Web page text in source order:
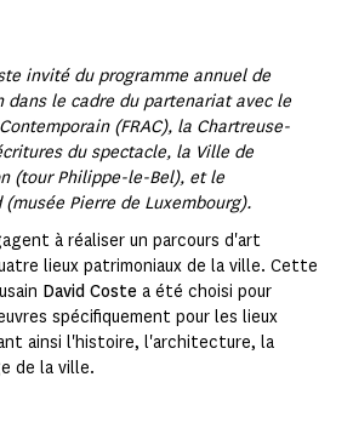
invité du programme annuel de
dans le cadre du partenariat avec le
(FRAC), la Chartreuse-
du spectacle, la Ville de
(tour Philippe-le-Bel), et le
Pierre de Luxembourg).
à réaliser un parcours d'art
lieux patrimoniaux de la ville. Cette
David Coste a été choisi pour
spécifiquement pour les lieux
ainsi l'histoire, l'architecture, la
de la ville.